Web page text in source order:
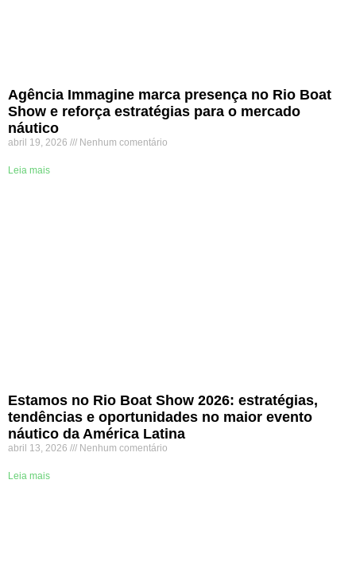
Agência Immagine marca presença no Rio Boat
Show e reforça estratégias para o mercado
náutico
abril 19, 2026 Nenhum comentário
Leia mais
Estamos no Rio Boat Show 2026: estratégias,
tendências e oportunidades no maior evento
náutico da América Latina
abril 13, 2026 Nenhum comentário
Leia mais